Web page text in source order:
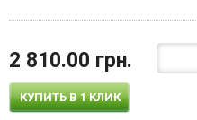
2 810.00 грн.
КУПИТЬ В 1 КЛИК